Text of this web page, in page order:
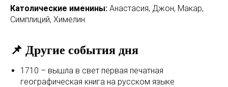
Католические именины: Анастасия, Джон, Макар,
Симплиций, Химелин.
📌 Другие события дня
1710 – вышла в свет первая печатная
географическая книга на русском языке